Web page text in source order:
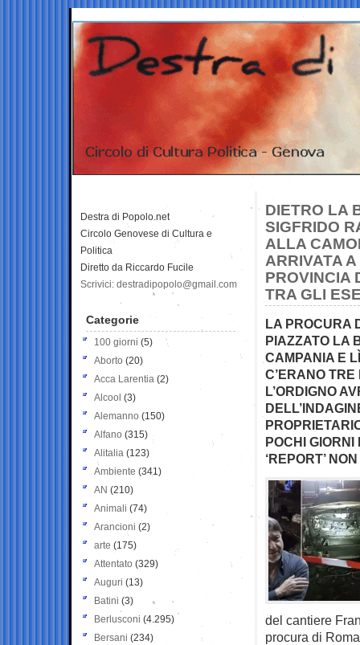
DIETRO LA
SIGFRIDO
ALLA
ARRIVATA
PROVINCIA
TRA GLI
LA PROCURA
PIAZZATO LA
CAMPANIA E
C’ERANO
L’ORDIGNO
POCHI GIORNI
‘REPORT’
del cantiere
procura di
Destra di Popolo.net
Circolo Genovese di Cultura e
Politica
Diretto da Riccardo Fucile
Scrivici: destradipopolo@gmail.com
Categorie
100 giorni (5)
Aborto (20)
Acca Larentia (2)
Alcool (3)
Alemanno (150)
Alfano (315)
Alitalia (123)
Ambiente (341)
AN (210)
Animali (74)
Arancioni (2)
arte (175)
Attentato (329)
Auguri (13)
Batini (3)
Berlusconi (4.295)
Bersani (234)